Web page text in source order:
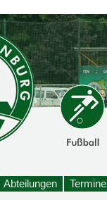
Abteilungen Termine